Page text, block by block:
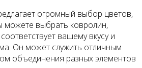
огромный выбор цветов,
можете выбрать ковролин,
вашему вкусу и
Он может служить отличным
объединения разных элементов